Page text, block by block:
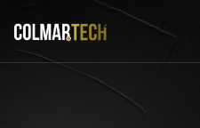
content